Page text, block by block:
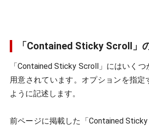
「Contained Sticky Scroll」
「Contained Sticky Scroll」にはいく
用意されています。オプションを指定
ように記述します。
前ページに掲載した「Contained